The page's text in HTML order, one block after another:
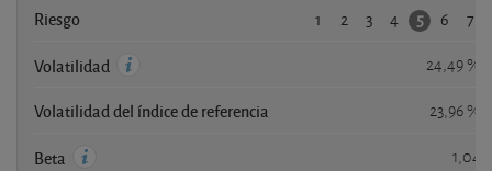
Riesgo 1 2 3 4 5 6 7
Volatilidad 24,49 %
Volatilidad del índice de referencia 23,96 %
Beta 1,04